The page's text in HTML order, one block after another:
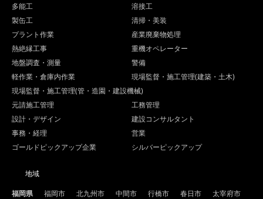
多能工
溶接工
製缶工
清掃・美装
プラント作業
産業廃棄物処理
熱絶縁工事
重機オペレーター
地盤調査・測量
警備
軽作業・倉庫内作業
現場監督・施工管理(建築・土木)
現場監督・施工管理(管・造園・建設機械)
元請施工管理
工務管理
設計・デザイン
建設コンサルタント
事務・経理
営業
ゴールドピックアップ企業
シルバーピックアップ
地域
福岡県
福岡市 北九州市 中間市 行橋市 春日市
太宰府市